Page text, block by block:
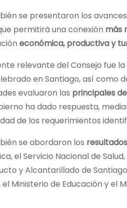
se presentaron los
permitirá una conexión más
económica, productiva y
relevante del Consejo fue
en Santiago, así como
evaluaron las principales
ha dado respuesta,
de los requerimientos
se abordaron los
el Servicio Nacional de
y Alcantarillado de
Ministerio de Educación y el